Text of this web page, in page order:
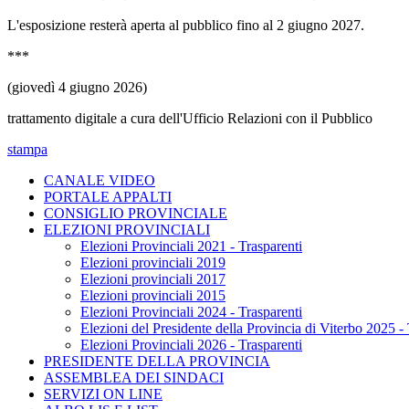
L'esposizione resterà aperta al pubblico fino al 2 giugno 2027.
***
(giovedì 4 giugno 2026)
trattamento digitale a cura dell'Ufficio Relazioni con il Pubblico
stampa
CANALE VIDEO
PORTALE APPALTI
CONSIGLIO PROVINCIALE
ELEZIONI PROVINCIALI
Elezioni Provinciali 2021 - Trasparenti
Elezioni provinciali 2019
Elezioni provinciali 2017
Elezioni provinciali 2015
Elezioni Provinciali 2024 - Trasparenti
Elezioni del Presidente della Provincia di Viterbo 2025 -
Elezioni Provinciali 2026 - Trasparenti
PRESIDENTE DELLA PROVINCIA
ASSEMBLEA DEI SINDACI
SERVIZI ON LINE